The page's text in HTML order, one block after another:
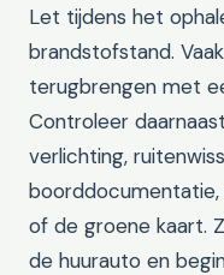
Let tijdens het
brandstofstand.
terugbrengen met
Controleer
verlichting,
boorddocumentatie,
of de groene kaart.
de huurauto en